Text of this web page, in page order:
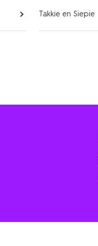
Takkie en Siepie